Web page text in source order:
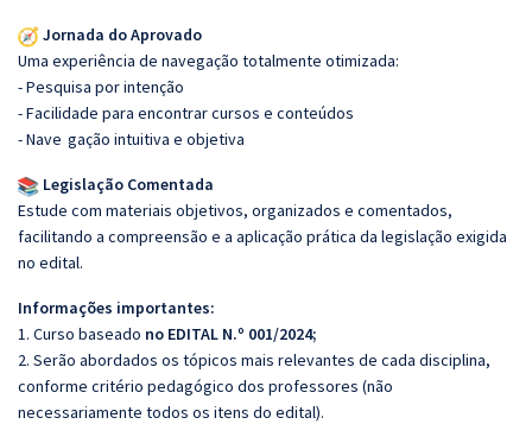
Jornada do Aprovado
Uma experiência de navegação totalmente otimizada:
- Pesquisa por intenção
- Facilidade para encontrar cursos e conteúdos
- Nave gação intuitiva e objetiva
Legislação Comentada
Estude com materiais objetivos, organizados e comentados,
facilitando a compreensão e a aplicação prática da legislação exigida
no edital.
Informações importantes:
1. Curso baseado no EDITAL N.º 001/2024;
2. Serão abordados os tópicos mais relevantes de cada disciplina,
conforme critério pedagógico dos professores (não
necessariamente todos os itens do edital).